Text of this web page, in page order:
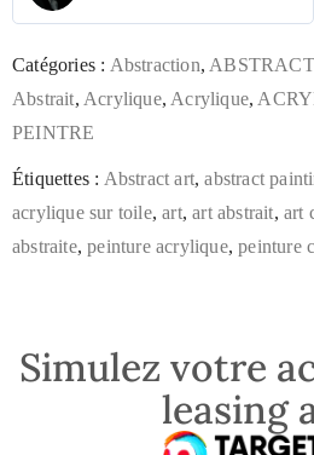
Catégories : Abstraction,
Abstrait, Acrylique, Acrylique,
PEINTRE
Étiquettes : Abstract art,abstract
acrylique sur toile,art,art abstrait,art
abstraite,peinture acrylique,peinture
Simulez votre
leasing